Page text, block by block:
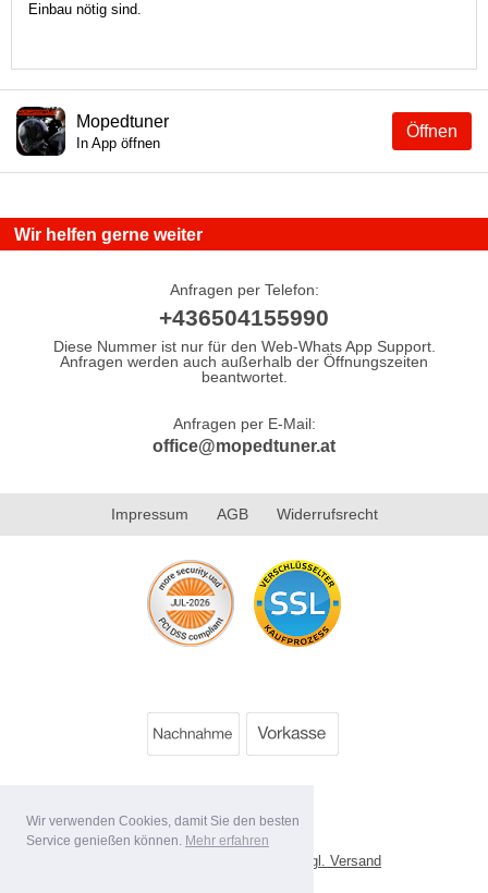
Wir verwenden Cookies, damit Sie den besten
Service genießen können. Mehr erfahren
Einbau nötig sind.
Öffnen
Mopedtuner
In App öffnen
Wir helfen gerne weiter
Anfragen per Telefon:
+436504155990
Diese Nummer ist nur für den Web-Whats App Support.
Anfragen werden auch außerhalb der Öffnungszeiten
beantwortet.
Anfragen per E-Mail:
office@mopedtuner.at
Impressum AGB Widerrufsrecht
Alle Preise inkl. MwSt. evtl. zzgl. Versand